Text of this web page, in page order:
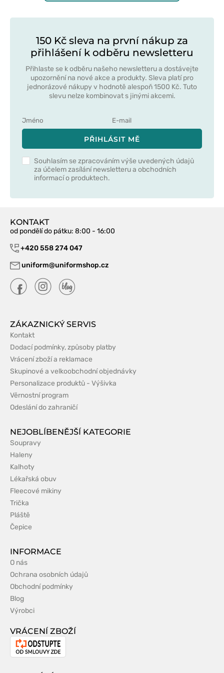
150 Kč sleva na první nákup za
přihlášení k odběru newsletteru
Přihlaste se k odběru našeho newsletteru a dostávejte
upozornění na nové akce a produkty. Sleva platí pro
jednorázové nákupy v hodnotě alespoň 1500 Kč. Tuto
slevu nelze kombinovat s jinými akcemi.
PŘIHLÁSIT MĚ
Souhlasím se zpracováním výše uvedených údajů
za účelem zasílání newsletteru a obchodních
informací o produktech.
KONTAKT
od pondělí do pátku: 8:00 - 16:00
+420 558 274 047
uniform@uniformshop.cz
ZÁKAZNICKÝ SERVIS
Kontakt
Dodací podmínky, způsoby platby
Vrácení zboží a reklamace
Skupinové a velkoobchodní objednávky
Personalizace produktů - Výšivka
Věrnostní program
Odeslání do zahraničí
NEJOBLÍBENĚJŠÍ KATEGORIE
Soupravy
Haleny
Kalhoty
Lékařská obuv
Fleecové mikiny
Trička
Pláště
Čepice
INFORMACE
O nás
Ochrana osobních údajů
Obchodní podmínky
Blog
Výrobci
VRÁCENÍ ZBOŽÍ
Odstoupení